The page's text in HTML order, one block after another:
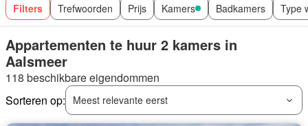
Filters Trefwoorden Prijs Kamers Badkamers Type
Appartementen te huur 2 kamers in
Aalsmeer
118 beschikbare eigendommen
Sorteren op:
Meest relevante eerst